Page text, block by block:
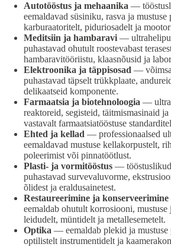
Autotööstus ja mehaanika —
eemaldavad süsiniku, rasva ja mustuse
karburaatoritelt, piduriosadelt ja
Meditsiin ja hambaravi —
puhastavad ohutult roostevabast
hambaravitööriistu, klaasnõusid ja
Elektroonika ja täppisosad —
puhastavad täpselt trükkplaate,
delikaatseid komponente.
Farmaatsia ja biotehnoloogia —
reaktoreid, segisteid, täitmismasinaid
vastavalt farmaatsiatööstuse
Ehted ja kellad — professionaalsed
eemaldavad mustuse kellakorpustelt,
poleerimist või pinnatöötlust.
Plasti- ja vormitööstus —
puhastavad survevaluvorme,
õlidest ja eraldusainetest.
Restaureerimine ja konserveerimine
eemaldab ohutult korrosiooni,
leidudelt, müntidelt ja metallesemetelt.
Optika — eemaldab plekid ja mustuse
optilistelt instrumentidelt ja